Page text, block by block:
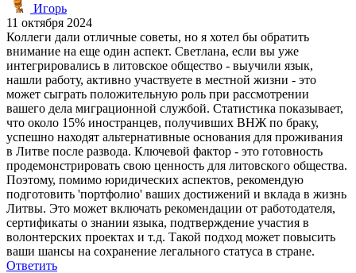
Игорь
11 октября 2024
Коллеги дали отличные советы, но я хотел бы обратить
внимание на еще один аспект. Светлана, если вы уже
интегрировались в литовское общество - выучили язык,
нашли работу, активно участвуете в местной жизни - это
может сыграть положительную роль при рассмотрении
вашего дела миграционной службой. Статистика показывает,
что около 15% иностранцев, получивших ВНЖ по браку,
успешно находят альтернативные основания для проживания
в Литве после развода. Ключевой фактор - это готовность
продемонстрировать свою ценность для литовского общества.
Поэтому, помимо юридических аспектов, рекомендую
подготовить 'портфолио' ваших достижений и вклада в жизнь
Литвы. Это может включать рекомендации от работодателя,
сертификаты о знании языка, подтверждение участия в
волонтерских проектах и т.д. Такой подход может повысить
ваши шансы на сохранение легального статуса в стране.
Ответить